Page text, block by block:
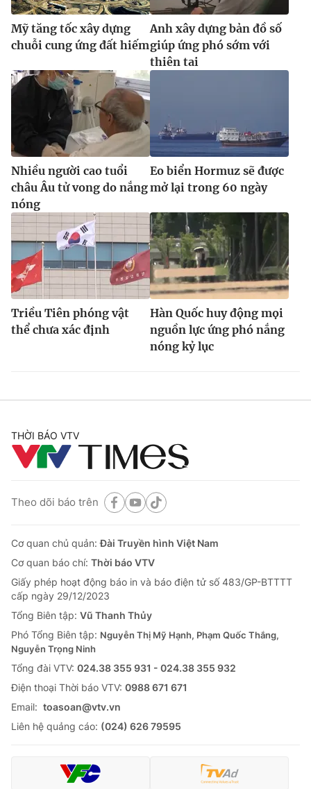
Mỹ tăng tốc xây dựng
chuỗi cung ứng đất hiếm
Anh xây dựng bản đồ số
giúp ứng phó sớm với
thiên tai
Nhiều người cao tuổi
châu Âu tử vong do nắng
nóng
Eo biển Hormuz sẽ được
mở lại trong 60 ngày
Triều Tiên phóng vật
thể chưa xác định
Hàn Quốc huy động mọi
nguồn lực ứng phó nắng
nóng kỷ lục
THỜI BÁO VTV
Theo dõi báo trên
Cơ quan chủ quản:Đài Truyền hình Việt Nam
Cơ quan báo chí: Thời báo VTV
Giấy phép hoạt động báo in và báo điện tử số 483/GP-BTTTT
cấp ngày 29/12/2023
Tổng Biên tập: Vũ Thanh Thủy
Phó Tổng Biên tập: Nguyễn Thị Mỹ Hạnh, Phạm Quốc Thắng,
Nguyễn Trọng Ninh
Tổng đài VTV: 024.38 355 931 - 024.38 355 932
Ðiện thoại Thời báo VTV: 0988 671 671
Email: toasoan@vtv.vn
Liên hệ quảng cáo: (024) 626 79595